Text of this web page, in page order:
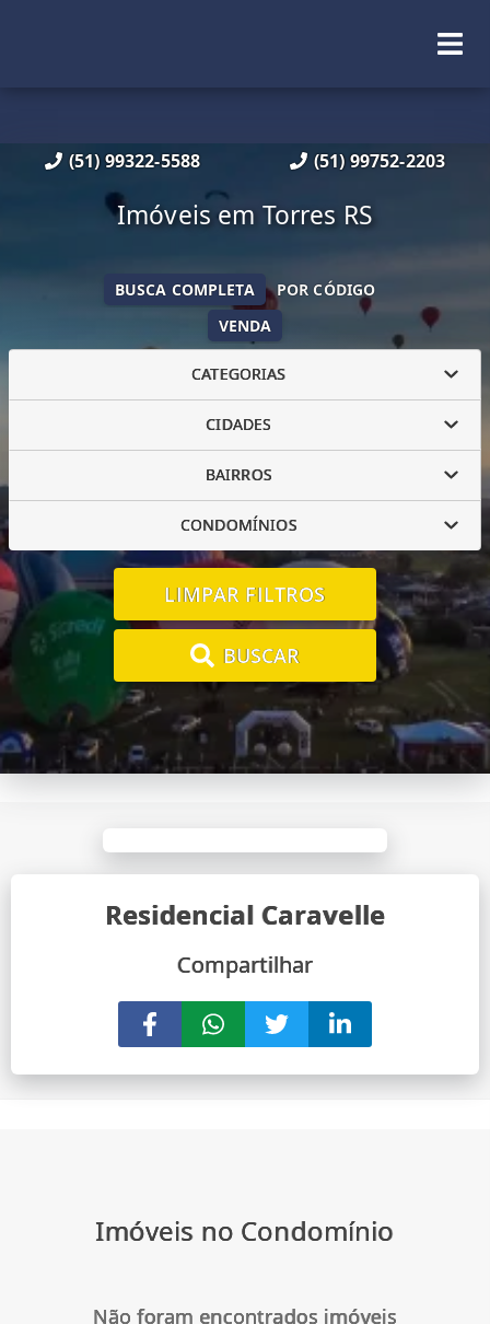
(51) 99322-5588 (51) 99752-2203
Imóveis em Torres RS
VENDA
BUSCA COMPLETA POR CÓDIGO
CATEGORIAS
CIDADES
BAIRROS
CONDOMÍNIOS
LIMPAR FILTROS
BUSCAR
Residencial Caravelle
Compartilhar
Imóveis no Condomínio
Não foram encontrados imóveis